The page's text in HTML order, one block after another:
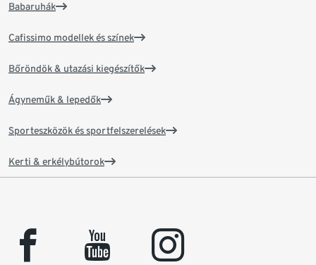
Babaruhák
Cafissimo modellek és színek
Bőröndök & utazási kiegészítők
Ágyneműk & lepedők
Sporteszközök és sportfelszerelések
Kerti & erkélybútorok
facebook youtube instagram